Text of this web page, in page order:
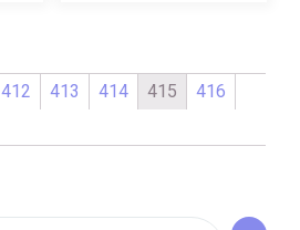
412 413 414 415
416